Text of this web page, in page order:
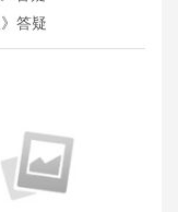
答疑